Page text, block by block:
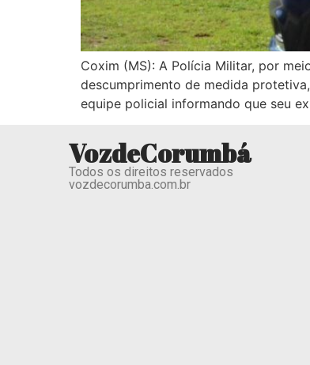
Coxim (MS): A Polícia Militar, por
descumprimento de medida
equipe policial informando que seu
VozdeCorumbá
Todos os direitos reservados
vozdecorumba.com.br